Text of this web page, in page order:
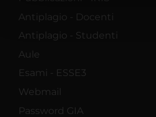
qualche metro,
dispositivo,
attivamente alla
Antiplagio - Docenti
Antiplagio - Studenti
Aule
Esami - ESSE3
Webmail
Password GIA